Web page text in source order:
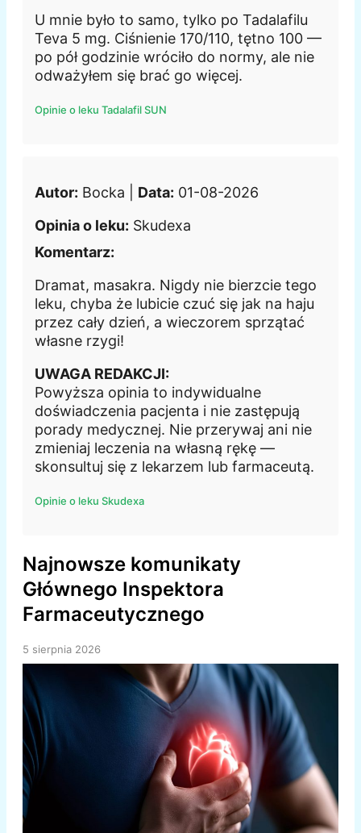
U mnie było to samo, tylko po Tadalafilu
Teva 5 mg. Ciśnienie 170/110, tętno 100 —
po pół godzinie wróciło do normy, ale nie
odważyłem się brać go więcej.
Opinie o leku Tadalafil SUN
Autor: Bocka | Data: 01-08-2026
Opinia o leku: Skudexa
Komentarz:
Dramat, masakra. Nigdy nie bierzcie tego
leku, chyba że lubicie czuć się jak na haju
przez cały dzień, a wieczorem sprzątać
własne rzygi!
UWAGA REDAKCJI:
Powyższa opinia to indywidualne
doświadczenia pacjenta i nie zastępują
porady medycznej. Nie przerywaj ani nie
zmieniaj leczenia na własną rękę —
skonsultuj się z lekarzem lub farmaceutą.
Opinie o leku Skudexa
Najnowsze komunikaty
Głównego Inspektora
Farmaceutycznego
5 sierpnia 2026